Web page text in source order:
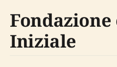
Fondazione
Iniziale